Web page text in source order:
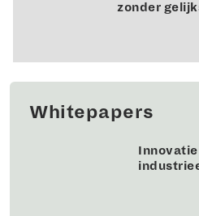
zonder
Whitepapers